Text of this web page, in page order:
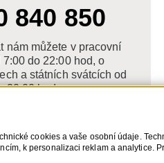
cookies a vaše osobní údaje.
k personalizaci reklam a analytice.
840 850
nám můžete v pracovní
7:00 do 22:00 hod, o
a státních svátcích od
20:00 hod.